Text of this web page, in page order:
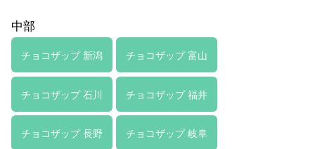
中部
チョコザップ 新潟 チョコザップ 富山
チョコザップ 石川 チョコザップ 福井
チョコザップ 長野 チョコザップ 岐阜